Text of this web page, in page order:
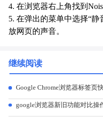
4. 在浏览器右上角找到
5. 在弹出的菜单中选择“
放网页的声音。
继续阅读
Google Chrome浏览器标签页
google浏览器新旧功能对比操